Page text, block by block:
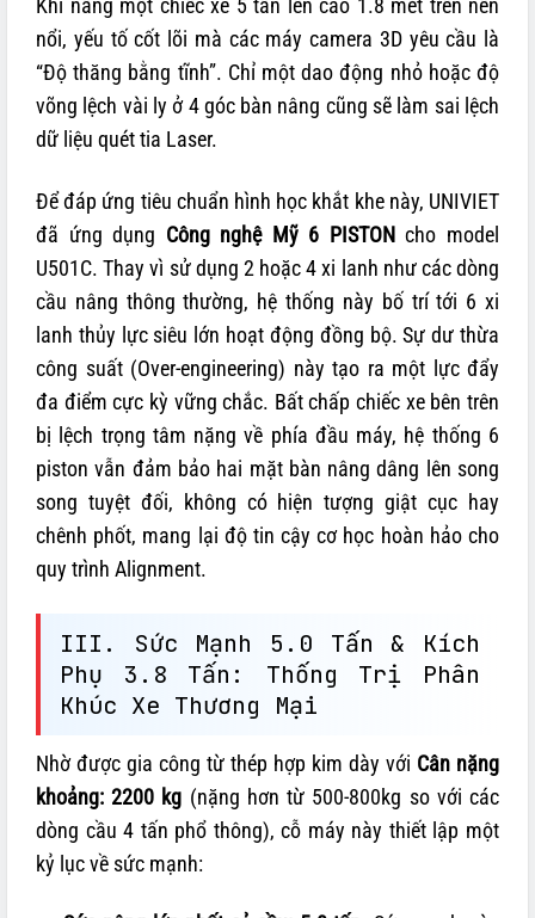
Khi nâng một chiếc xe 5 tấn lên cao 1.8 mét trên nền
nổi, yếu tố cốt lõi mà các máy camera 3D yêu cầu là
“Độ thăng bằng tĩnh”. Chỉ một dao động nhỏ hoặc độ
võng lệch vài ly ở 4 góc bàn nâng cũng sẽ làm sai lệch
dữ liệu quét tia Laser.
Để đáp ứng tiêu chuẩn hình học khắt khe này, UNIVIET
đã ứng dụng Công nghệ Mỹ 6 PISTONcho model
U501C. Thay vì sử dụng 2 hoặc 4 xi lanh như các dòng
cầu nâng thông thường, hệ thống này bố trí tới 6 xi
lanh thủy lực siêu lớn hoạt động đồng bộ. Sự dư thừa
công suất (Over-engineering) này tạo ra một lực đẩy
đa điểm cực kỳ vững chắc. Bất chấp chiếc xe bên trên
bị lệch trọng tâm nặng về phía đầu máy, hệ thống 6
piston vẫn đảm bảo hai mặt bàn nâng dâng lên song
song tuyệt đối, không có hiện tượng giật cục hay
chênh phốt, mang lại độ tin cậy cơ học hoàn hảo cho
quy trình Alignment.
III. Sức Mạnh 5.0 Tấn & Kích
Phụ 3.8 Tấn: Thống Trị Phân
Khúc Xe Thương Mại
Nhờ được gia công từ thép hợp kim dày với Cân nặng
khoảng: 2200 kg (nặng hơn từ 500-800kg so với các
dòng cầu 4 tấn phổ thông), cỗ máy này thiết lập một
kỷ lục về sức mạnh: